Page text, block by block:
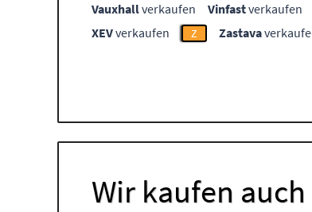
Vauxhallverkaufen Vinfastverkaufen
XEVverkaufen Z Zastava
Wir kaufen